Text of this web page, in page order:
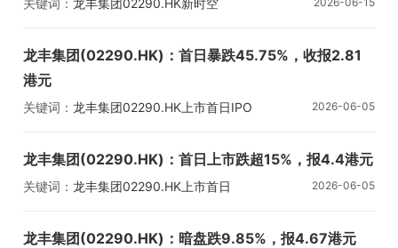
关键词： 龙丰集团02290.HK新时空
龙丰集团(02290.HK)：首日暴跌45.75%，收报2.81
港元
关键词： 龙丰集团02290.HK 上市首日IPO 2026-06-05
龙丰集团(02290.HK)：首日上市跌超15%，报4.4港元
关键词： 龙丰集团02290.HK 上市首日 2026-06-05
龙丰集团(02290.HK)：暗盘跌9.85%，报4.67港元